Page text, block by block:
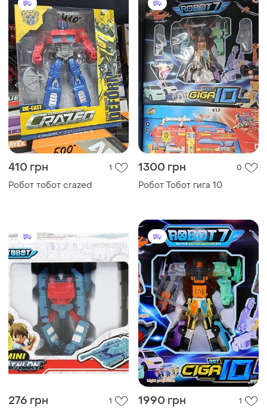
410 грн 1
Робот тобот crazed
1300 грн 0
Робот Тобот гига 10
276 грн 1 1990 грн 1